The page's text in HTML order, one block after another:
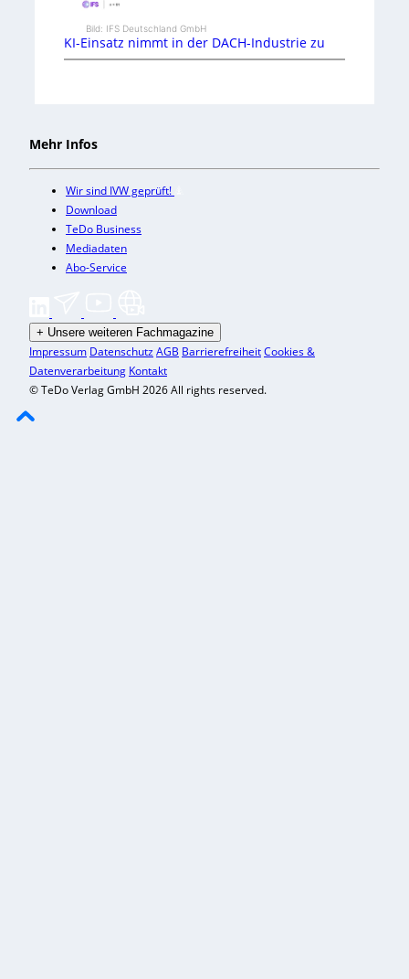
Bild: IFS Deutschland GmbH
KI-Einsatz nimmt in der DACH-Industrie zu
Mehr Infos
Wir sind IVW geprüft!
Download
TeDo Business
Mediadaten
Abo-Service
+ Unsere weiteren Fachmagazine
Impressum DatenschutzAGB BarrierefreiheitCookies &
Datenverarbeitung Kontakt
© TeDo Verlag GmbH 2026 All rights reserved.